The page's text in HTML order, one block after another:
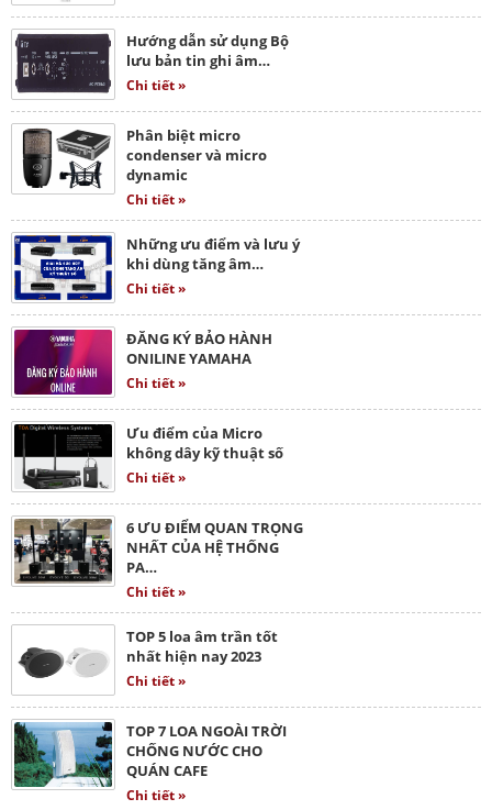
Hướng dẫn sử dụng Bộ
lưu bản tin ghi âm…
Chi tiết »
Phân biệt micro
condenser và micro
dynamic
Chi tiết »
Những ưu điểm và lưu ý
khi dùng tăng âm…
Chi tiết »
ĐĂNG KÝ BẢO HÀNH
ONILINE YAMAHA
Chi tiết »
Ưu điểm của Micro
không dây kỹ thuật số
Chi tiết »
6 ƯU ĐIỂM QUAN TRỌNG
NHẤT CỦA HỆ THỐNG
PA…
Chi tiết »
TOP 5 loa âm trần tốt
nhất hiện nay 2023
Chi tiết »
TOP 7 LOA NGOÀI TRỜI
CHỐNG NƯỚC CHO
QUÁN CAFE
Chi tiết »